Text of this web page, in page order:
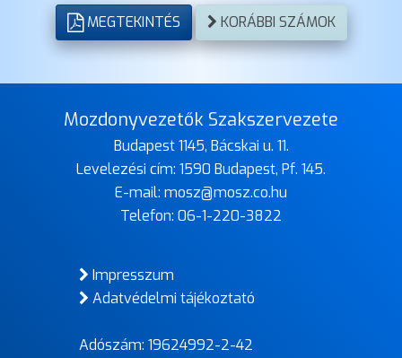
MEGTEKINTÉS KORÁBBI SZÁMOK
Mozdonyvezetők Szakszervezete
Budapest 1145, Bácskai u. 11.
Levelezési cím: 1590 Budapest, Pf. 145.
E-mail: mosz@mosz.co.hu
Telefon: 06-1-220-3822
Impresszum
Adatvédelmi tájékoztató
Adószám: 19624992-2-42